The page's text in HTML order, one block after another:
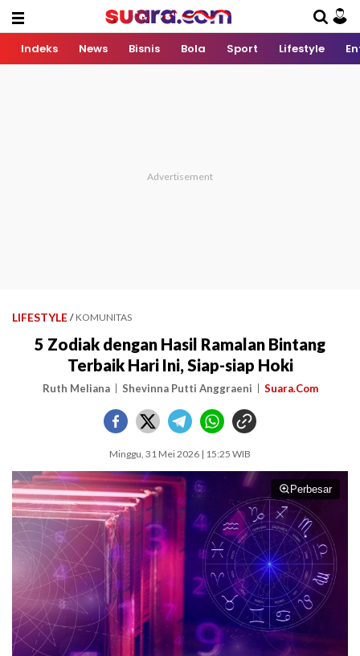
Indeks News Bisnis Bola Sport Lifestyle
LIFESTYLE / KOMUNITAS
5 Zodiak dengan Hasil Ramalan Bintang
Terbaik Hari Ini, Siap-siap Hoki
Ruth Meliana Shevinna Putti Anggraeni Suara.Com
Minggu, 31 Mei 2026 | 15:25 WIB
Perbesar